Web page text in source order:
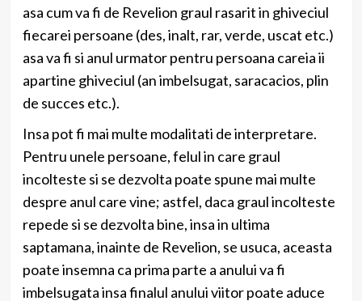
asa cum va fi de Revelion graul rasarit in ghiveciul
fiecarei persoane (des, inalt, rar, verde, uscat etc.)
asa va fi si anul urmator pentru persoana careia ii
apartine ghiveciul (an imbelsugat, saracacios, plin
de succes etc.).
Insa pot fi mai multe modalitati de interpretare.
Pentru unele persoane, felul in care graul
incolteste si se dezvolta poate spune mai multe
despre anul care vine; astfel, daca graul incolteste
repede si se dezvolta bine, insa in ultima
saptamana, inainte de Revelion, se usuca, aceasta
poate insemna ca prima parte a anului va fi
imbelsugata insa finalul anului viitor poate aduce